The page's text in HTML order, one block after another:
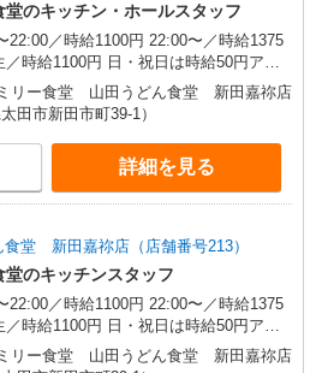
堂のキッチン・ホールスタッフ
／時給1100円 22:00〜／時給1375
〜22時）
リー食堂 山田うどん食堂 新田嘉祢店
太田市新田市町39-1）
詳細を見る
堂 新田嘉祢店（店舗番号213）
堂のキッチンスタッフ
／時給1100円 22:00〜／時給1375
〜22時）
リー食堂 山田うどん食堂 新田嘉祢店